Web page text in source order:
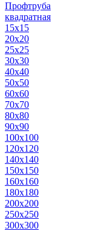
Профтруба
квадратная
15х15
20х20
25х25
30х30
40х40
50х50
60х60
70х70
80х80
90х90
100х100
120х120
140х140
150х150
160х160
180х180
200х200
250х250
300х300